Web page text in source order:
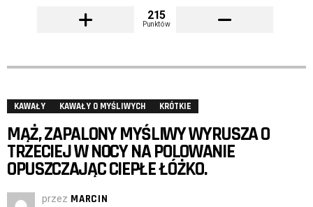
215
Punktów
KAWAŁY KAWAŁY O MYŚLIWYCH KRÓTKIE
MĄŻ, ZAPALONY MYŚLIWY WYRUSZA O
TRZECIEJ W NOCY NA POLOWANIE
OPUSZCZAJĄC CIEPŁE ŁÓŻKO.
przez MARCIN